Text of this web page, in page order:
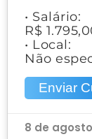
• Salário:
R$
• Local:
Não
Enviar
8 de